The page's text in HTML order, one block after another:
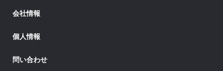
会社情報
個人情報
問い合わせ